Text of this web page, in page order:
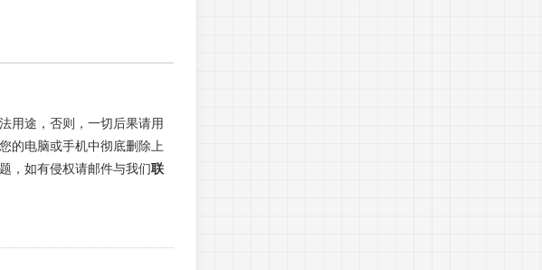
用途，否则，一切后果请用
的电脑或手机中彻底删除上
，如有侵权请邮件与我们联